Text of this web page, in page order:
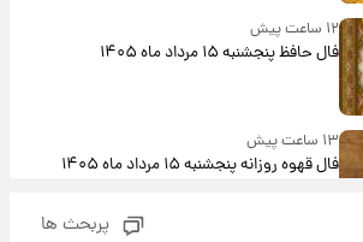
۱۲ ساعت پیش
فال حافظ پنجشنبه ۱۵ مرداد ماه ۱۴۰۵
۱۳ ساعت پیش
فال قهوه روزانه پنجشنبه ۱۵ مرداد ماه ۱۴۰۵
پربحث ها